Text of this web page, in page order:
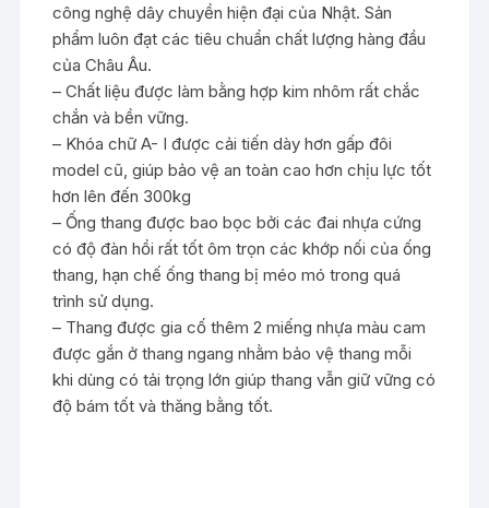
công nghệ dây chuyền hiện đại của Nhật. Sản
phẩm luôn đạt các tiêu chuẩn chất lượng hàng đầu
của Châu Âu.
– Chất liệu được làm bằng hợp kim nhôm rất chắc
chắn và bền vững.
– Khóa chữ A- I được cải tiến dày hơn gấp đôi
model cũ, giúp bảo vệ an toàn cao hơn chịu lực tốt
hơn lên đến 300kg
– Ống thang được bao bọc bởi các đai nhựa cứng
có độ đàn hồi rất tốt ôm trọn các khớp nối của ống
thang, hạn chế ống thang bị méo mó trong quá
trình sử dụng.
– Thang được gia cố thêm 2 miếng nhựa màu cam
được gắn ở thang ngang nhằm bảo vệ thang mỗi
khi dùng có tải trọng lớn giúp thang vẫn giữ vững có
độ bám tốt và thăng bằng tốt.